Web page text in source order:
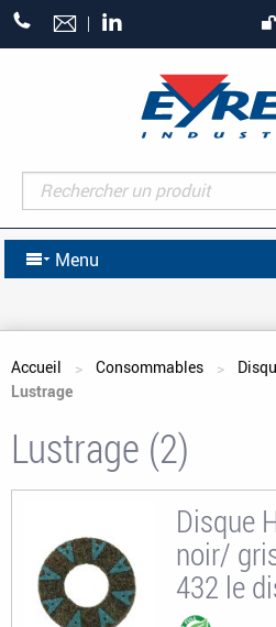
+33
(0)5
Menu
Vous êtes ici
Accueil Consommables
Lustrage
Lustrage (2)
Disque
noir/
432 le